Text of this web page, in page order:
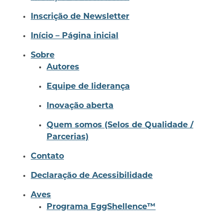
Inscrição de Newsletter
Início – Página inicial
Sobre
Autores
Equipe de liderança
Inovação aberta
Quem somos (Selos de Qualidade /
Parcerias)
Contato
Declaração de Acessibilidade
Aves
Programa EggShellence™